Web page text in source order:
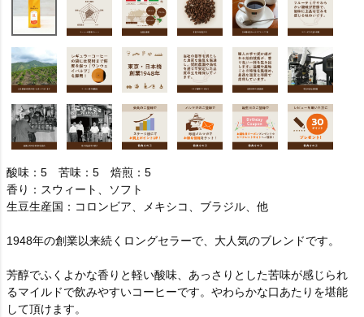
酸味：5 苦味：5 焙煎：5
香り：スウィート、ソフト
生豆生産国：コロンビア、メキシコ、ブラジル、他
1948年の創業以来続くロングセラーで、大人気のブレンドです。
芳醇でふくよかな香りと軽い酸味、あっさりとした苦味が感じられ
るマイルドで飲みやすいコーヒーです。やわらかな口あたりを堪能
して頂けます。